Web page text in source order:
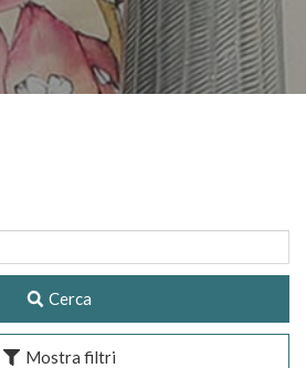
Cerca
Mostra filtri